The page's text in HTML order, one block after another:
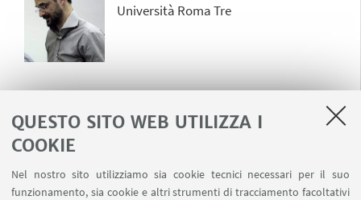
QUESTO SITO WEB UTILIZZA I
COOKIE
Nel nostro sito utilizziamo sia cookie tecnici necessari per il suo
funzionamento, sia cookie e altri strumenti di tracciamento facoltativi
Università Roma Tre
Dimitris Vardoulakis